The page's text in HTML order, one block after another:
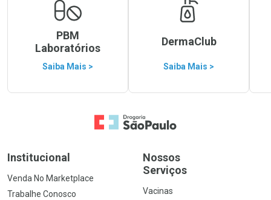
PBM
Laboratórios
Saiba Mais >
DermaClub
Saiba Mais >
Ir para a Home
Institucional
Venda No Marketplace
Trabalhe Conosco
Nossos
Serviços
Vacinas